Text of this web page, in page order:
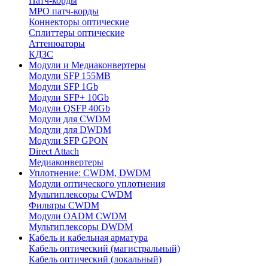
MPO патч-корды
Коннекторы оптические
Сплиттеры оптические
Аттенюаторы
КДЗС
Модули и Медиаконвертеры
Модули SFP 155MB
Модули SFP 1Gb
Модули SFP+ 10Gb
Модули QSFP 40Gb
Модули для CWDM
Модули для DWDM
Модули SFP GPON
Direct Attach
Медиаконвертеры
Уплотнение: CWDM, DWDM
Модули оптического уплотнения
Мультиплексоры CWDM
Фильтры CWDM
Модули OADM CWDM
Мультиплексоры DWDM
Кабель и кабельная арматура
Кабель оптический (магистральный)
Кабель оптический (локальный)